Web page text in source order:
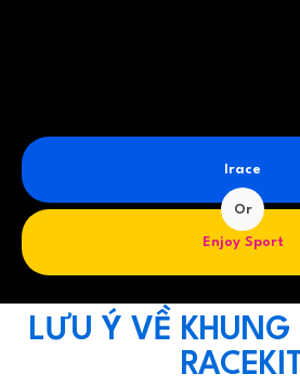
Irace
Or
Enjoy Sport
LƯU Ý VỀ
RACEKIT